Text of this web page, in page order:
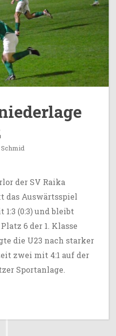
der SV Raika
das Auswärtsspiel
1:3 (0:3) und bleibt
6 der 1. Klasse
die U23 nach starker
zwei mit 4:1 auf der
Sportanlage.